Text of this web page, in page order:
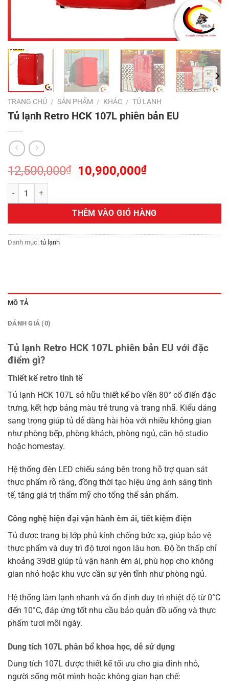
TRANG CHỦ / SẢN PHẨM / KHÁC / TỦ LẠNH
Tủ lạnh Retro HCK 107L phiên bản EU
12,500,000₫
Giá
12,500,000₫.
10,900,000₫Giá
là:
10,900,000₫.
Tủ lạnh Retro HCK 107L phiên bản EU số lượng
THÊM VÀO GIỎ HÀNG
Danh mục: tủ lạnh
MÔ TẢ
ĐÁNH GIÁ (0)
Tủ lạnh Retro HCK 107L phiên bản EU với đặc
điểm gì?
Thiết kế retro tinh tế
Tủ lạnh HCK 107L sở hữu thiết kế bo viền 80° cổ điển đặc
trưng, kết hợp bảng màu trẻ trung và trang nhã. Kiểu dáng
sang trọng giúp tủ dễ dàng hài hòa với nhiều không gian
như phòng bếp, phòng khách, phòng ngủ, căn hộ studio
hoặc homestay.
Hệ thống đèn LED chiếu sáng bên trong hỗ trợ quan sát
thực phẩm rõ ràng, đồng thời tạo hiệu ứng ánh sáng tinh
tế, tăng giá trị thẩm mỹ cho tổng thể sản phẩm.
Công nghệ hiện đại vận hành êm ái, tiết kiệm điện
Tủ được trang bị lớp phủ kính chống bức xạ, giúp bảo vệ
thực phẩm và duy trì độ tươi ngon lâu hơn. Độ ồn thấp chỉ
khoảng 39dB giúp tủ vận hành êm ái, phù hợp cho không
gian nhỏ hoặc khu vực cần sự yên tĩnh như phòng ngủ.
Hệ thống làm lạnh nhanh và ổn định duy trì nhiệt độ từ 0°C
đến 10°C, đáp ứng tốt nhu cầu bảo quản đồ uống và thực
phẩm tươi mỗi ngày.
Dung tích 107L phân bổ khoa học, dễ sử dụng
Dung tích 107L được thiết kế tối ưu cho gia đình nhỏ,
người sống một mình hoặc không gian hạn chế: